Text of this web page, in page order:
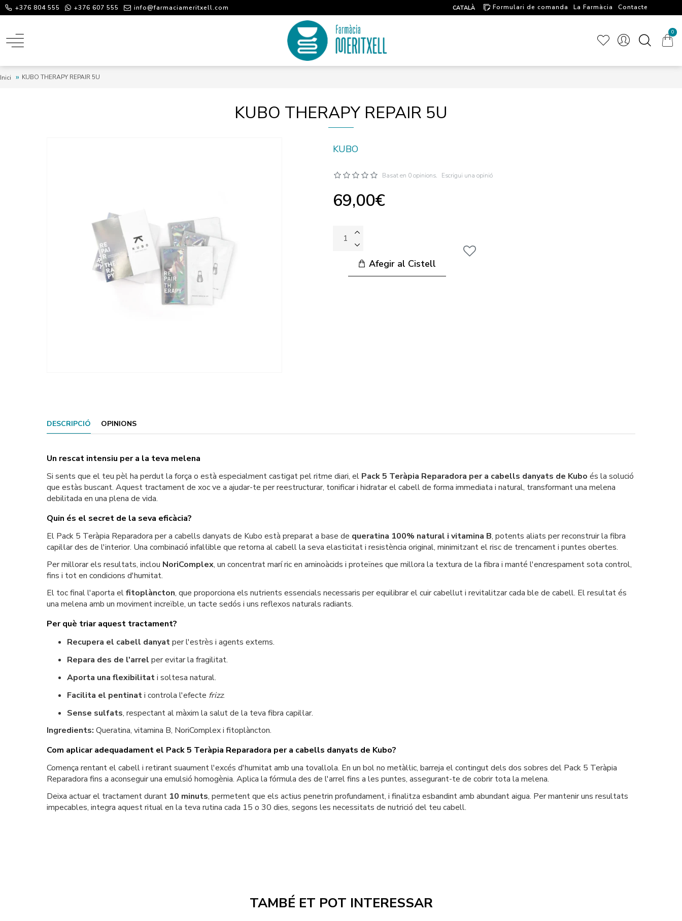
+376 804 555 +376 607 555 info@farmaciameritxell.com CATALÀ Formulari de comanda La Farmàcia
Contacte
0
Inici KUBO THERAPY REPAIR 5U
KUBO THERAPY REPAIR 5U
KUBO
Basat en 0 opinions. Escrigui una opinió
69,00€
Afegir al Cistell
TAMBÉ ET POT INTERESSAR
DESCRIPCIÓ OPINIONS
Un rescat intensiu per a la teva melena
Si sents que el teu pèl ha perdut la força o està especialment castigat pel ritme diari, el Pack 5 Teràpia Reparadora per a cabells danyats de Kubo és la solució
que estàs buscant. Aquest tractament de xoc ve a ajudar-te per reestructurar, tonificar i hidratar el cabell de forma immediata i natural, transformant una melena
debilitada en una plena de vida.
Quin és el secret de la seva eficàcia?
El Pack 5 Teràpia Reparadora per a cabells danyats de Kubo està preparat a base de queratina 100% natural i vitamina B, potents aliats per reconstruir la fibra
capil·lar des de l'interior. Una combinació infal·lible que retorna al cabell la seva elasticitat i resistència original, minimitzant el risc de trencament i puntes obertes.
Per millorar els resultats, inclou NoriComplex, un concentrat marí ric en aminoàcids i proteïnes que millora la textura de la fibra i manté l'encrespament sota control,
fins i tot en condicions d'humitat.
El toc final l'aporta elfitoplàncton, que proporciona els nutrients essencials necessaris per equilibrar el cuir cabellut i revitalitzar cada ble de cabell. El resultat és
una melena amb un moviment increïble, un tacte sedós i uns reflexos naturals radiants.
Per què triar aquest tractament?
Recupera el cabell danyatper l'estrès i agents externs.
Repara des de l'arrel per evitar la fragilitat.
Aporta una flexibilitati soltesa natural.
Facilita el pentinati controla l'efecte frizz.
Sense sulfats, respectant al màxim la salut de la teva fibra capil·lar.
Ingredients: Queratina, vitamina B, NoriComplex i fitoplàncton.
Com aplicar adequadament el Pack 5 Teràpia Reparadora per a cabells danyats de Kubo?
Comença rentant el cabell i retirant suaument l'excés d'humitat amb una tovallola. En un bol no metàl·lic, barreja el contingut dels dos sobres del Pack 5 Teràpia
Reparadora fins a aconseguir una emulsió homogènia. Aplica la fórmula des de l'arrel fins a les puntes, assegurant-te de cobrir tota la melena.
Deixa actuar el tractament durant 10 minuts, permetent que els actius penetrin profundament, i finalitza esbandint amb abundant aigua. Per mantenir uns resultats
impecables, integra aquest ritual en la teva rutina cada 15 o 30 dies, segons les necessitats de nutrició del teu cabell.